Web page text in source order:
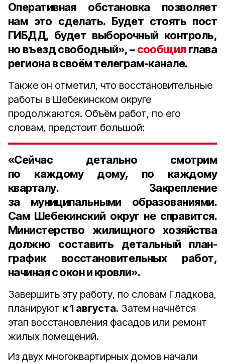
Оперативная обстановка позволяет
нам это сделать. Будет стоять пост
ГИБДД, будет выборочный контроль,
но въезд свободный», –сообщилглава
региона в своём телеграм-канале.
Также он отметил, что восстановительные
работы в Шебекинском округе
продолжаются. Объём работ, по его
словам, предстоит большой:
«Сейчас детально смотрим
по каждому дому, по каждому
кварталу. Закрепление
за муниципальными образованиями.
Сам Шебекинский округ не справится.
Министерство жилищного хозяйства
должно составить детальный план-
график восстановительных работ,
начиная с окон и кровли».
Завершить эту работу, по словам Гладкова,
планируют к 1 августа. Затем начнётся
этап восстановления фасадов или ремонт
жилых помещений.
Из двух многоквартирных домов начали